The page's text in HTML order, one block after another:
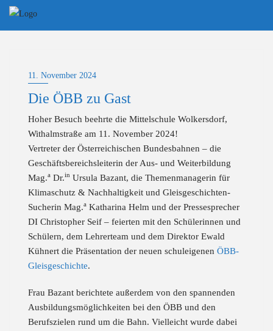
Skip
11. November 2024
Die ÖBB zu Gast
Hoher Besuch beehrte die Mittelschule Wolkersdorf,
Withalmstraße am 11. November 2024!
Vertreter der Österreichischen Bundesbahnen – die
Geschäftsbereichsleiterin der Aus- und Weiterbildung
Mag.a Dr.in Ursula Bazant, die Themenmanagerin für
Klimaschutz & Nachhaltigkeit und Gleisgeschichten-
Sucherin Mag.a Katharina Helm und der Pressesprecher
DI Christopher Seif – feierten mit den Schülerinnen und
Schülern, dem Lehrerteam und dem Direktor Ewald
Kühnert die Präsentation der neuen schuleigenen ÖBB-
Gleisgeschichte.
Frau Bazant berichtete außerdem von den spannenden
Ausbildungsmöglichkeiten bei den ÖBB und den
Berufszielen rund um die Bahn. Vielleicht wurde dabei